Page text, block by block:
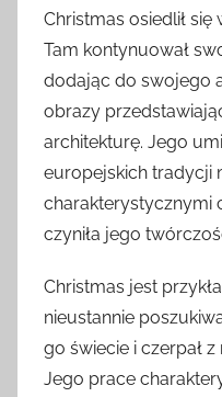
Christmas osiedlił
Tam kontynuował
dodając do swojego
obrazy
architekturę. Jego
europejskich tradycji
charakterystycznymi
czyniła jego
Christmas jest
nieustannie
go świecie i czerpał
Jego prace